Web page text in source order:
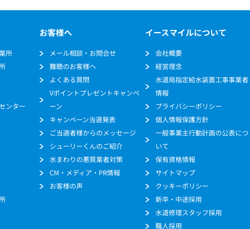
所
ンター
お客様へ
メール相談・お問合せ
難聴のお客様へ
よくある質問
Vポイントプレゼントキャンペ
ーン
キャンペーン当選発表
ご当選者様からのメッセージ
シューリーくんのご紹介
水まわりの悪質業者対策
CM・メディア・PR情報
お客様の声
イースマイルについて
会社概要
経営理念
水道局指定給水装置工事事業者
情報
プライバシーポリシー
個人情報保護方針
一般事業主行動計画の公表につ
いて
保有資格情報
サイトマップ
クッキーポリシー
新卒・中途採用
水道修理スタッフ採用
職人採用